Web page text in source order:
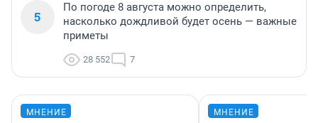
5
По погоде 8 августа можно определить,
насколько дождливой будет осень — важные
приметы
28 552 7
МНЕНИЕ МНЕНИЕ